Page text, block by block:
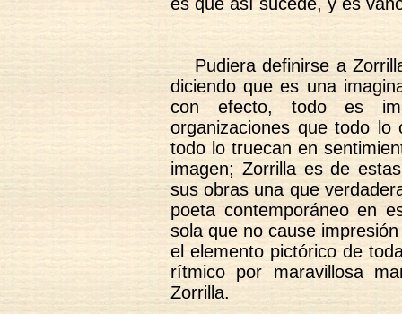
Pudiera definirse a
diciendo que es una
con efecto, todo es
organizaciones que todo lo
todo lo truecan en
imagen; Zorrilla es de
sus obras una que
poeta contemporáneo en
sola que no cause
el elemento pictórico de
rítmico por maravillosa
Zorrilla.